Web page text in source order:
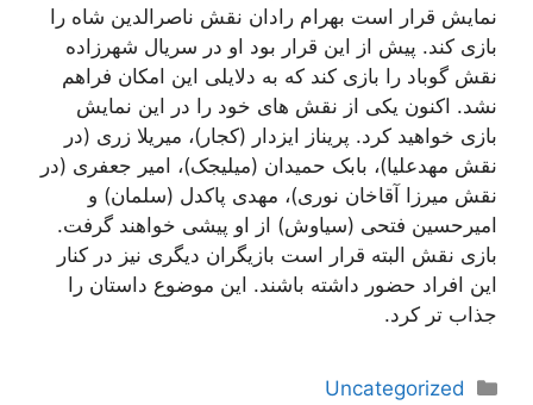
نمایش قرار است بهرام رادان نقش ناصرالدین شاه را
بازی کند. پیش از این قرار بود او در سریال شهرزاده
نقش گوباد را بازی کند که به دلایلی این امکان فراهم
نشد. اکنون یکی از نقش های خود را در این نمایش
بازی خواهید کرد. پریناز ایزدار (کجار)، میریلا زری (در
نقش مهدعلیا)، بابک حمیدان (میلیجک)، امیر جعفری (در
نقش میرزا آقاخان نوری)، مهدی پاکدل (سلمان) و
امیرحسین فتحی (سیاوش) از او پیشی خواهند گرفت.
بازی نقش البته قرار است بازیگران دیگری نیز در کنار
این افراد حضور داشته باشند. این موضوع داستان را
جذاب تر کرد.
دسته‌ها
Uncategorized